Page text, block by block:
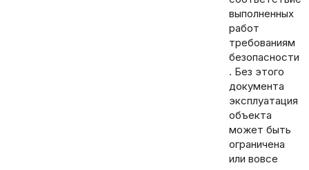
выполненных
работ
требованиям
безопасности
. Без этого
документа
эксплуатация
объекта
может быть
ограничена
или вовсе